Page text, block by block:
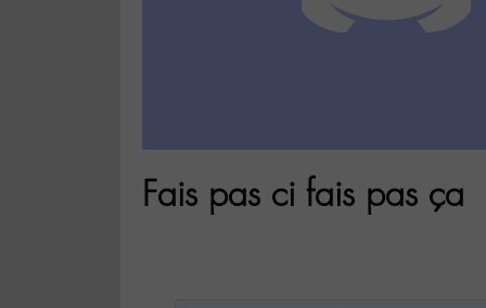
Fais pas ci fais pas ça